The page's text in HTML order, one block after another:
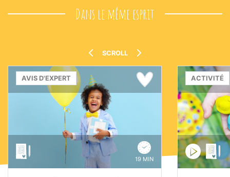
Dans le même esprit
SCROLL
AVIS D'EXPERT
19 MIN
ACTIVITÉ